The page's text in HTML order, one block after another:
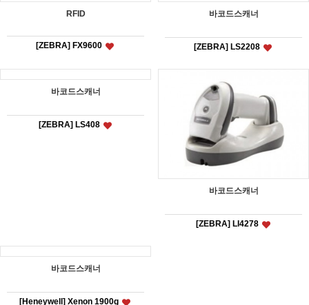
RFID
[ZEBRA] FX9600
바코드스캐너
[ZEBRA] LS2208
바코드스캐너
[ZEBRA] LS408
바코드스캐너
[ZEBRA] LI4278
바코드스캐너
[Heneywell] Xenon 1900g